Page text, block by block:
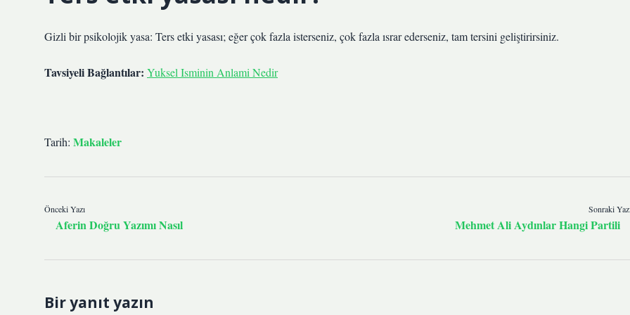
Gizli bir psikolojik yasa: Ters etki yasası; eğer çok fazla isterseniz, çok fazla ısrar ederseniz, tam tersini geliştirirsiniz.
Tavsiyeli Bağlantılar: Yuksel Isminin Anlami Nedir
Tarih: Makaleler
Önceki Yazı
Aferin Doğru Yazımı Nasıl
Sonraki
Mehmet Ali Aydınlar Hangi Partili
Bir yanıt yazın